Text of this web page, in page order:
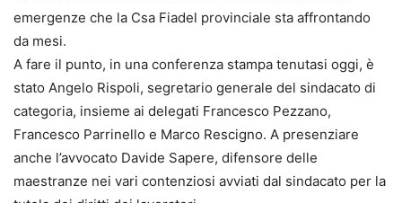
emergenze che la Csa Fiadel provinciale sta affrontando
da mesi.
A fare il punto, in una conferenza stampa tenutasi oggi, è
stato Angelo Rispoli, segretario generale del sindacato di
categoria, insieme ai delegati Francesco Pezzano,
Francesco Parrinello e Marco Rescigno. A presenziare
anche l’avvocato Davide Sapere, difensore delle
maestranze nei vari contenziosi avviati dal sindacato per la